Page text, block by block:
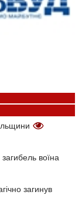
воїна
загинув